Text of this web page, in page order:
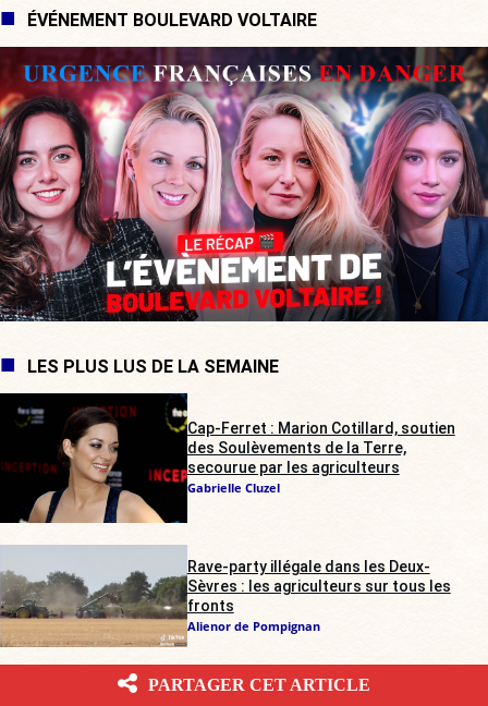
ÉVÉNEMENT BOULEVARD VOLTAIRE
LES PLUS LUS DE LA SEMAINE
Cap-Ferret : Marion Cotillard, soutien
des Soulèvements de la Terre,
secourue par les agriculteurs
Gabrielle Cluzel
Rave-party illégale dans les Deux-
Sèvres : les agriculteurs sur tous les
fronts
Alienor de Pompignan
PARTAGER CET ARTICLE